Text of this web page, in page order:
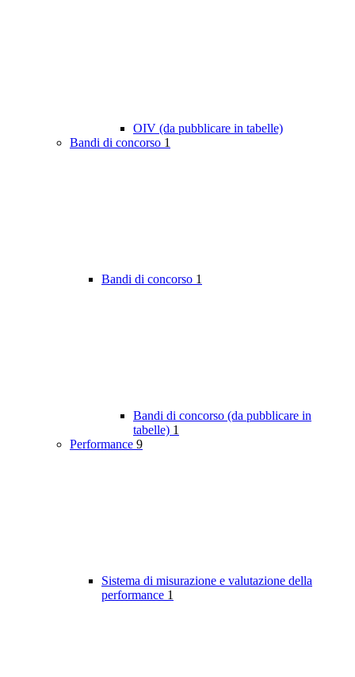
OIV (da pubblicare in tabelle)
Bandi di concorso 1
Bandi di concorso 1
Bandi di concorso (da pubblicare in
tabelle) 1
Performance 9
Sistema di misurazione e valutazione della
performance 1